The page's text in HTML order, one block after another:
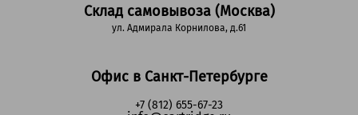
Склад самовывоза (Москва)
ул. Адмирала Корнилова, д.61
Офис в Санкт-Петербурге
+7 (812) 655-67-23